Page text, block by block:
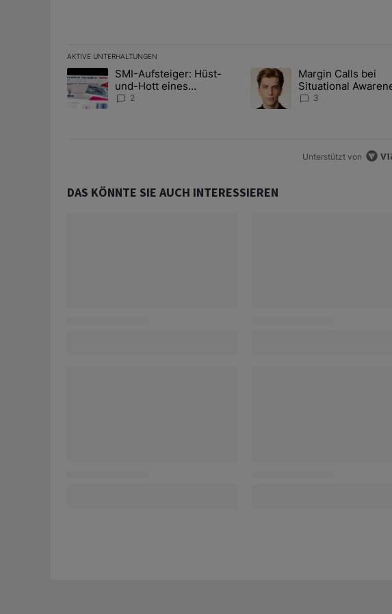
AKTIVE UNTERHALTUNGEN
Das Folgende ist eine Liste der am meisten kommentierten Artikel der
Ein Trendartikel mit dem Titel "SMI-Aufsteiger: Hüst-und-Hott eines
SMI-Aufsteiger: Hüst-
und-Hott eines
Anlagestrategen
2
Ein Trendartikel mit dem Titel
Margin Calls bei
Situational
Alles über den
3
Unterstützt von
DAS KÖNNTE SIE AUCH INTERESSIEREN